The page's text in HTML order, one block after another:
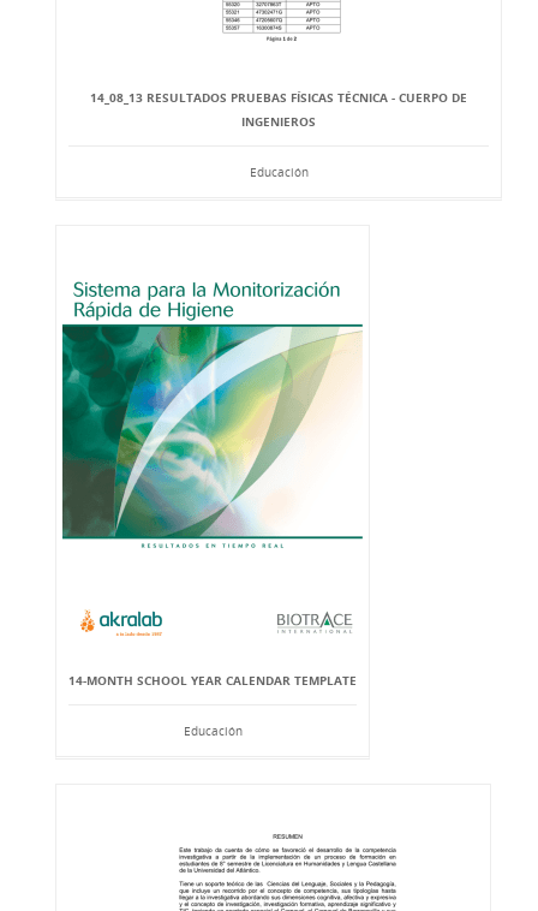
14_08_13 RESULTADOS PRUEBAS FÍSICAS TÉCNICA - CUERPO DE
INGENIEROS
Educación
14-MONTH SCHOOL YEAR CALENDAR TEMPLATE
Educación